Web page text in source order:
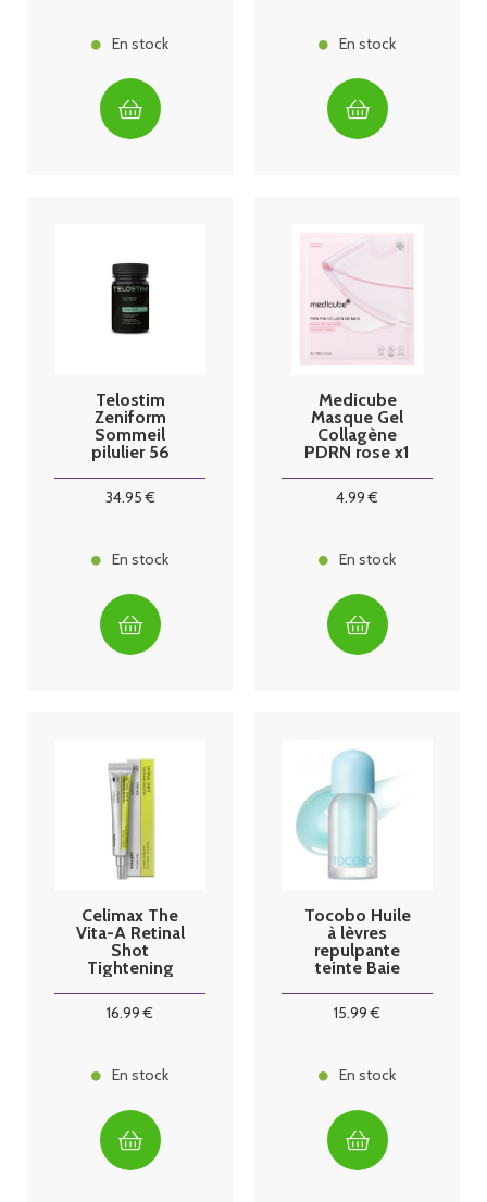
En stock En stock
Telostim
Zeniform
Sommeil
pilulier 56
34.95€
En stock
Medicube
Masque Gel
Collagène
PDRN rose x1
4.99 €
En stock
Celimax The
Vita-A Retinal
Shot
Tightening
16.99 €
En stock
Tocobo Huile
à lèvres
repulpante
teinte Baie
15.99 €
En stock